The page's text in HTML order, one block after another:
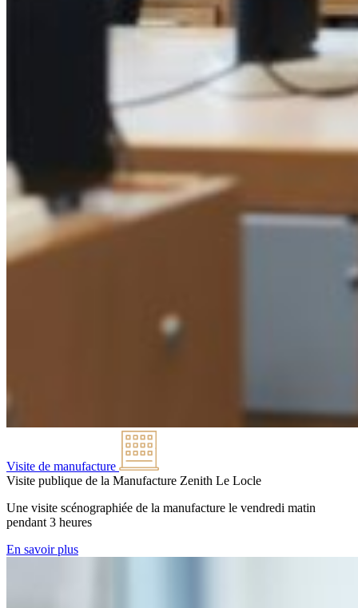
Visite de manufacture
Visite publique de la Manufacture Zenith Le Locle
Une visite scénographiée de la manufacture le vendredi matin
pendant 3 heures
En savoir plus